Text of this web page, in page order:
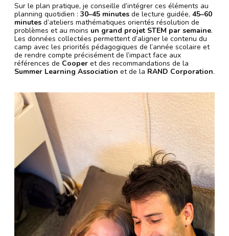
Sur le plan pratique, je conseille d’intégrer ces éléments au
planning quotidien : 30–45 minutes de lecture guidée, 45–60
minutes d’ateliers mathématiques orientés résolution de
problèmes et au moins un grand projet STEM par semaine.
Les données collectées permettent d’aligner le contenu du
camp avec les priorités pédagogiques de l’année scolaire et
de rendre compte précisément de l’impact face aux
références de Cooper et des recommandations de la
Summer Learning Association et de la RAND Corporation.